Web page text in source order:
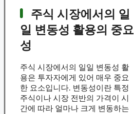
주식 시장에서의 일
일 변동성 활용의 중요
성
주식 시장에서의 일일 변동성 활
용은 투자자에게 있어 매우 중요
한 요소입니다. 변동성이란 특정
주식이나 시장 전반의 가격이 시
간에 따라 얼마나 크게 변동하는